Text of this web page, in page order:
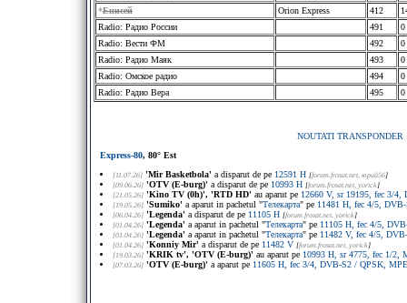
*Енисей Orion Express 412
Radio: Радио России
491
0
Radio: Вести ФМ
492
0
Radio: Радио Маяк
493
0
Radio: Омское радио
494
0
Radio: Радио Вера
495 0
NOUTATI TRANSPONDER
Express-80, 80° Est
[11.07.26] 'Mir Basketbola' a disparut de pe 12591 H [forum.frosat.net, юрий56]
[09.06.26] 'OTV (E-burg)' a disparut de pe 10993 H [forum.frosat.net, yorick]
[21.05.26] 'Kino TV (0h)', 'RTD HD' au aparut pe 12660 V, sr 19195, fec 3/
[19.05.26] 'Sumiko' a aparut in pachetul "Телекарта" pe 11481 H, fec 4/5,
[06.04.26] 'Legenda' a disparut de pe 11105 H [forum.frosat.net, yorick]
[01.04.26] 'Legenda' a aparut in pachetul "Телекарта" pe 11105 H, fec 4/5,
[01.04.26] 'Legenda' a aparut in pachetul "Телекарта" pe 11482 V, fec 4/5,
[01.04.26] 'Konniy Mir' a disparut de pe 11482 V [forum.frosat.net, yorick]
[19.03.26] 'KRIK tv', 'OTV (E-burg)' au aparut pe 10993 H, sr 4775, fec 1/2,
[07.03.26] 'OTV (E-burg)' a aparut pe 11605 H, fec 3/4, DVB-S2 / QPSK,